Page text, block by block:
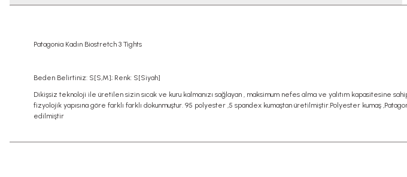
Patagonia Kadın Biostretch 3 Tights
Beden Belirtiniz: S[S,M]; Renk: S[Siyah]
Dikişsiz teknoloji ile üretilen sizin sıcak ve kuru kalmanızı sağlayan , maksimum nefes alma ve yalıtım kapasitesine
fizyolojik yapısına göre farklı farklı dokunmuştur. 95 polyester ,5 spandex kumaştan üretilmiştir.Polyester kumaş
edilmiştir